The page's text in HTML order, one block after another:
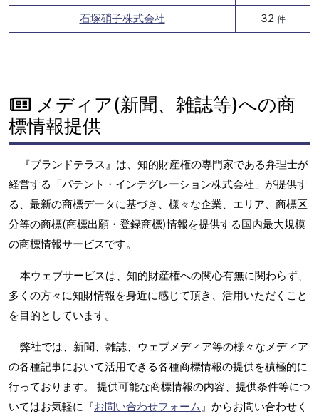
石塚硝子株式会社 32 件
メディア(新聞、雑誌等)への商
標情報提供
『ブランドテラス』は、知的財産権の専門家である弁理士が
経営する「パテント・インテグレーション株式会社」が提供す
る、最新の商標データに基づき、様々な企業、エリア、商標区
分等の商標(商標出願・登録商標)情報を提供する国内最大規模
の商標情報サービスです。
本ウェブサービスは、知的財産権への関心有無に関わらず、
多くの方々に知財情報を身近に感じて頂き、活用いただくこと
を目的としています。
弊社では、新聞、雑誌、ウェブメディア等の様々なメディア
の各種記事において活用できる各種商標情報の提供を積極的に
行っております。 提供可能な商標情報の内容、提供条件等につ
いてはお気軽に『お問い合わせフォーム』からお問い合わせく